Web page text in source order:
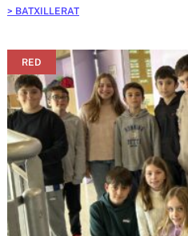
BATXILLERAT
RED